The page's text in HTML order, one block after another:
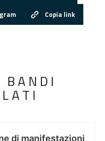
Copia link
di manifestazioni